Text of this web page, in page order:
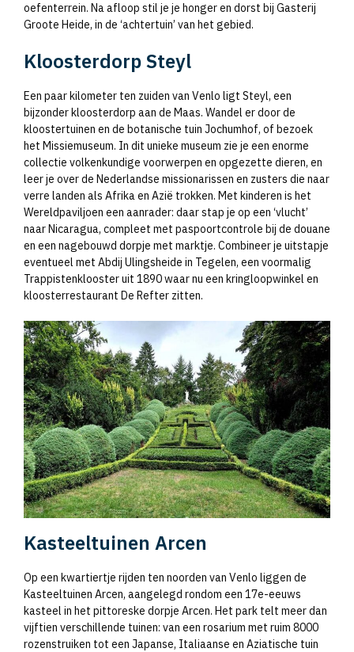
oefenterrein. Na afloop stil je je honger en dorst bij Gasterij
Groote Heide, in de ‘achtertuin’ van het gebied.
Kloosterdorp Steyl
Een paar kilometer ten zuiden van Venlo ligt Steyl, een
bijzonder kloosterdorp aan de Maas. Wandel er door de
kloostertuinen en de botanische tuin Jochumhof, of bezoek
het Missiemuseum. In dit unieke museum zie je een enorme
collectie volkenkundige voorwerpen en opgezette dieren, en
leer je over de Nederlandse missionarissen en zusters die naar
verre landen als Afrika en Azië trokken. Met kinderen is het
Wereldpaviljoen een aanrader: daar stap je op een ‘vlucht’
naar Nicaragua, compleet met paspoortcontrole bij de douane
en een nagebouwd dorpje met marktje. Combineer je uitstapje
eventueel met Abdij Ulingsheide in Tegelen, een voormalig
Trappistenklooster uit 1890 waar nu een kringloopwinkel en
kloosterrestaurant De Refter zitten.
Kasteeltuinen Arcen
Op een kwartiertje rijden ten noorden van Venlo liggen de
Kasteeltuinen Arcen, aangelegd rondom een 17e-eeuws
kasteel in het pittoreske dorpje Arcen. Het park telt meer dan
vijftien verschillende tuinen: van een rosarium met ruim 8000
rozenstruiken tot een Japanse, Italiaanse en Aziatische tuin